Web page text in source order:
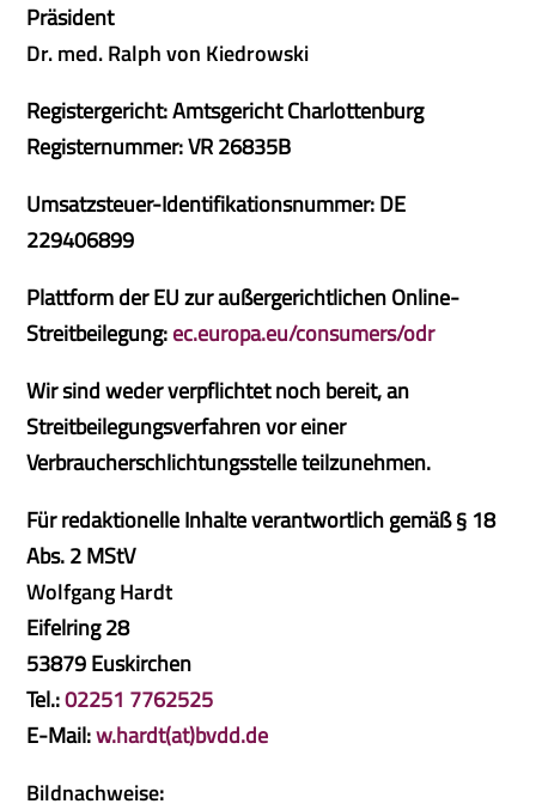
Präsident
Dr. med. Ralph von Kiedrowski
Registergericht: Amtsgericht Charlottenburg
Registernummer: VR 26835B
Umsatzsteuer-Identifikationsnummer: DE
229406899
Plattform der EU zur außergerichtlichen Online-
Streitbeilegung:ec.europa.eu/consumers/odr
Wir sind weder verpflichtet noch bereit, an
Streitbeilegungsverfahren vor einer
Verbraucherschlichtungsstelle teilzunehmen.
Für redaktionelle Inhalte verantwortlich gemäß § 18
Abs. 2 MStV
Wolfgang Hardt
Eifelring 28
53879 Euskirchen
Tel.:02251 7762525
E-Mail:w.hardt(at)bvdd.de
Bildnachweise: